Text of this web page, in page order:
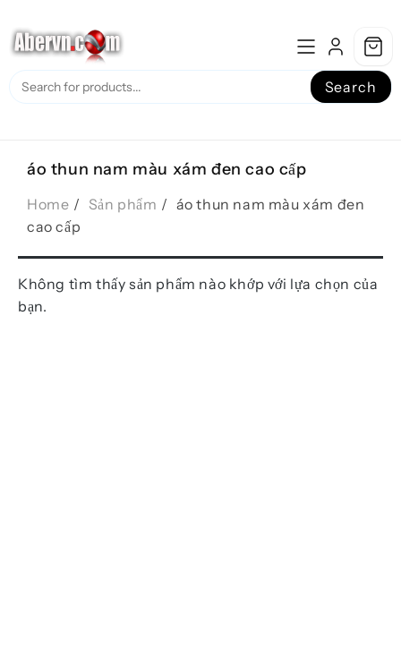
to
content
Search
áo thun nam màu xám đen cao cấp
Home Sản phẩm
áo thun nam màu xám đen
cao cấp
Không tìm thấy sản phẩm nào khớp với lựa chọn của
bạn.